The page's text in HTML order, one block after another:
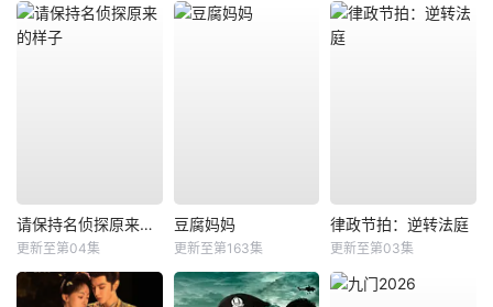
请保持名侦探原来的样子
更新至第04集
豆腐妈妈
更新至第163集
律政节拍：逆转法庭
更新至第03集